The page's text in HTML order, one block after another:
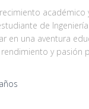
académico
de
en una aventura
y pasión